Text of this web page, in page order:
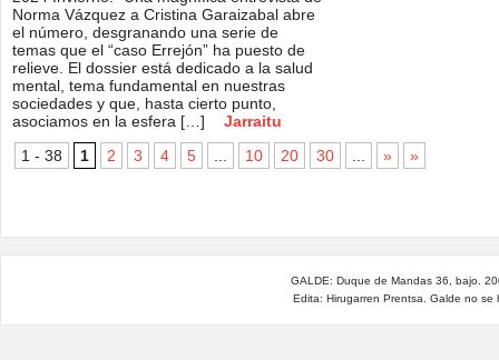
Norma Vázquez a Cristina Garaizabal abre
el número, desgranando una serie de
temas que el “caso Errejón” ha puesto de
relieve. El dossier está dedicado a la salud
mental, tema fundamental en nuestras
sociedades y que, hasta cierto punto,
asociamos en la esfera […]
Jarraitu
1 - 38
1 2 3 4 5 10 20 30 » »
GALDE: Duque de Mandas 36, bajo.
Edita: Hirugarren Prentsa. Galde no